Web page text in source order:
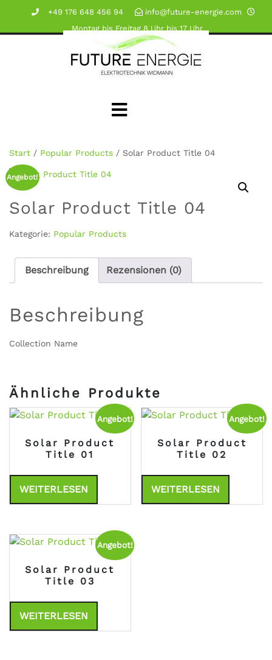
+49 176 648 456 94
info@future-energie.com
Montag bis Freitag 8 Uhr bis 17 Uhr
Start / Popular Products / Solar Product Title 04
Angebot!
Solar Product Title 04
Kategorie: Popular Products
Beschreibung Rezensionen (0)
Beschreibung
Collection Name
Ähnliche Produkte
Angebot!
Solar Product
Title 01
WEITERLESEN
Angebot!
Solar Product
Title 02
WEITERLESEN
Angebot!
Solar Product
Title 03
WEITERLESEN